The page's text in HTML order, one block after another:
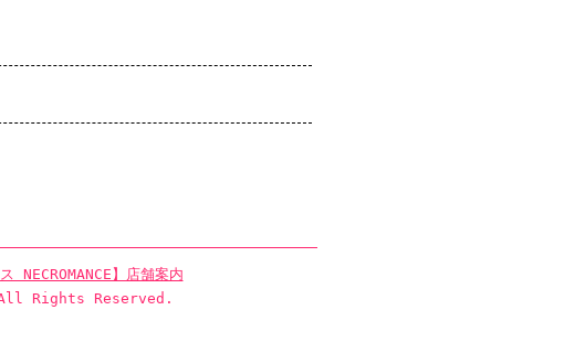
NECROMANCE】店舗案内
Rights Reserved.